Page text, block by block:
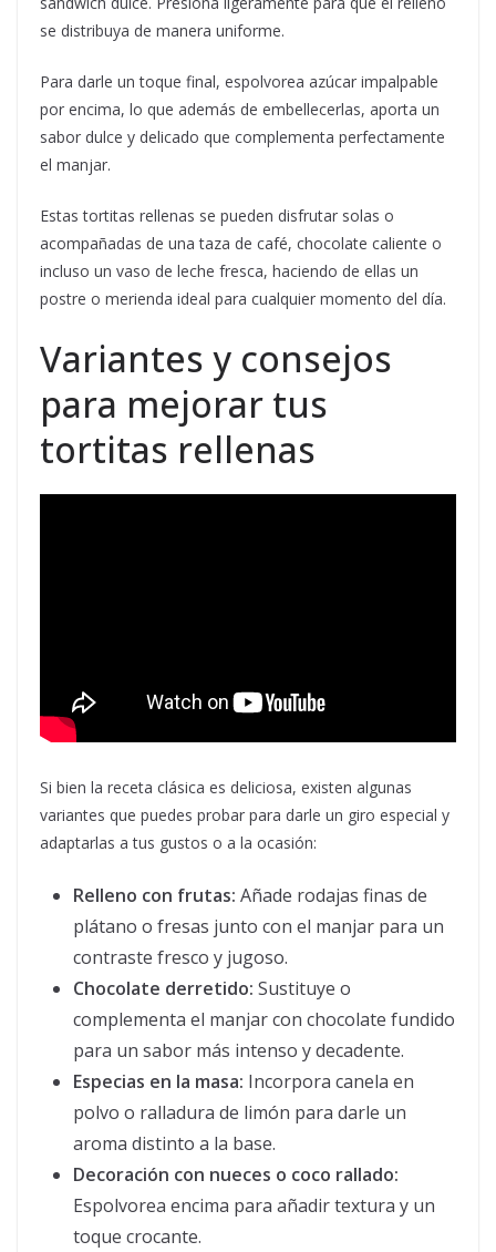
se distribuya de manera uniforme.
Para darle un toque final, espolvorea azúcar impalpable
por encima, lo que además de embellecerlas, aporta un
sabor dulce y delicado que complementa perfectamente
el manjar.
Estas tortitas rellenas se pueden disfrutar solas o
acompañadas de una taza de café, chocolate caliente o
incluso un vaso de leche fresca, haciendo de ellas un
postre o merienda ideal para cualquier momento del día.
Variantes y consejos
para mejorar tus
tortitas rellenas
Si bien la receta clásica es deliciosa, existen algunas
variantes que puedes probar para darle un giro especial y
adaptarlas a tus gustos o a la ocasión:
Relleno con frutas: Añade rodajas finas de
plátano o fresas junto con el manjar para un
contraste fresco y jugoso.
Chocolate derretido: Sustituye o
complementa el manjar con chocolate fundido
para un sabor más intenso y decadente.
Especias en la masa: Incorpora canela en
polvo o ralladura de limón para darle un
aroma distinto a la base.
Decoración con nueces o coco rallado:
Espolvorea encima para añadir textura y un
toque crocante.